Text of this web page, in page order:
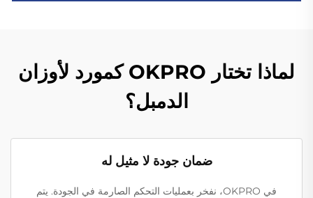
لماذا تختار OKPRO كمورد لأوزان
الدمبل؟
ضمان جودة لا مثيل له
في OKPRO، نفخر بعمليات التحكم الصارمة في الجودة. يتم